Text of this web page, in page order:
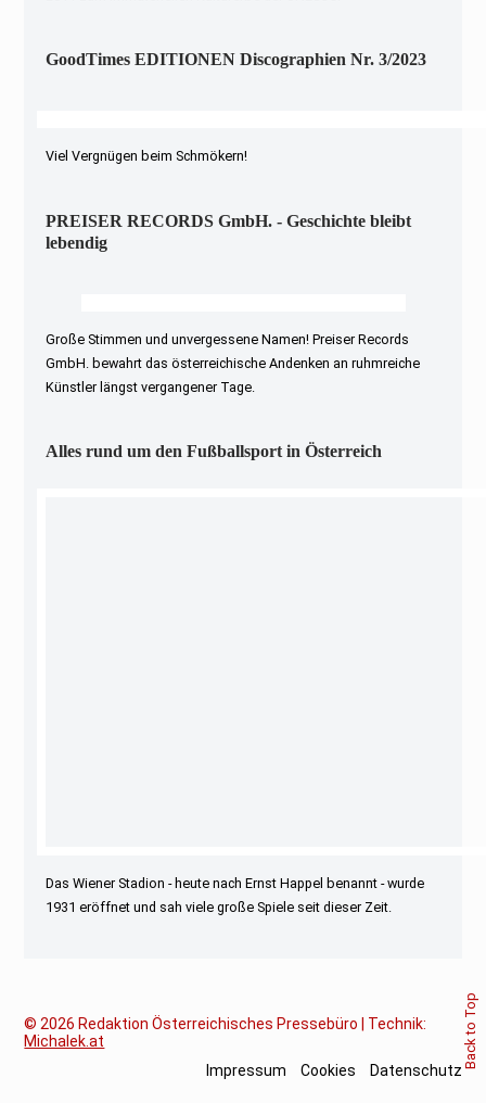
GoodTimes EDITIONEN Discographien Nr. 3/2023
Viel Vergnügen beim Schmökern!
PREISER RECORDS GmbH. - Geschichte bleibt
lebendig
Große Stimmen und unvergessene Namen! Preiser Records
GmbH. bewahrt das österreichische Andenken an ruhmreiche
Künstler längst vergangener Tage.
Alles rund um den Fußballsport in Österreich
Das Wiener Stadion - heute nach Ernst Happel benannt - wurde
1931 eröffnet und sah viele große Spiele seit dieser Zeit.
© 2026 Redaktion Österreichisches Pressebüro | Technik:
Michalek.at
Impressum
Cookies Datenschutz
Back to Top